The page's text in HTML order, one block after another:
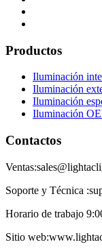
Productos
Iluminación
Iluminación
Iluminación
Iluminación
Contactos
Soporte y Técnica
Horario de trabajo
Sitio